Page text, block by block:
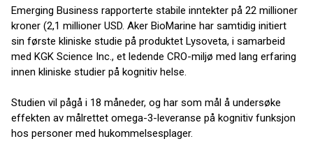
Emerging Business rapporterte stabile inntekter på 22 millioner
kroner (2,1 millioner USD. Aker BioMarine har samtidig initiert
sin første kliniske studie på produktet Lysoveta, i samarbeid
med KGK Science Inc., et ledende CRO-miljø med lang erfaring
innen kliniske studier på kognitiv helse.
Studien vil pågå i 18 måneder, og har som mål å undersøke
effekten av målrettet omega-3-leveranse på kognitiv funksjon
hos personer med hukommelsesplager.